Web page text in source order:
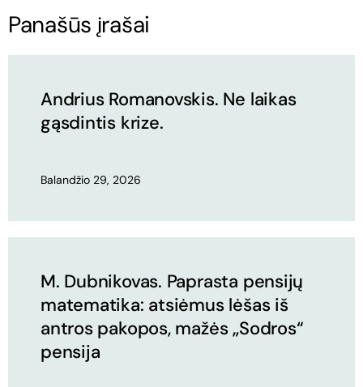
Panašūs įrašai
Andrius Romanovskis. Ne laikas
gąsdintis krize.
Balandžio 29, 2026
M. Dubnikovas. Paprasta pensijų
matematika: atsiėmus lėšas iš
antros pakopos, mažės „Sodros“
pensija